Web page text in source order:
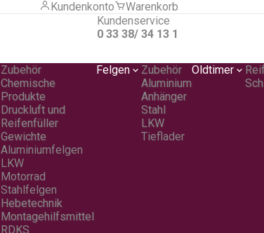
Kundenkonto
Warenkorb
Kundenservice
0 33 38/ 34 13 1
Zubehör
Chemische
Produkte
Druckluft und
Reifenfüller
Gewichte
Aluminiumfelgen
LKW
Motorrad
Stahlfelgen
Hebetechnik
Montagehilfsmittel
RDKS
Felgen
Zubehör
Aluminium
Anhänger
Stahl
LKW
Tieflader
Oldtimer